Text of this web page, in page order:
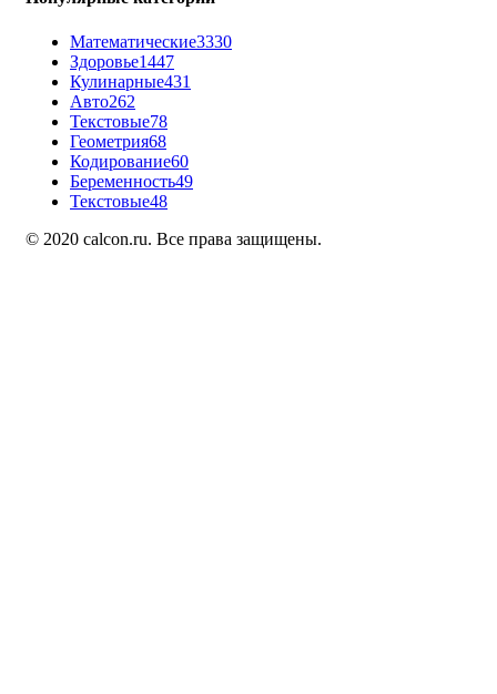
Математические3330
Здоровье1447
Кулинарные431
Авто262
Текстовые78
Геометрия68
Кодирование60
Беременность49
Текстовые48
© 2020 calcon.ru. Все права защищены.